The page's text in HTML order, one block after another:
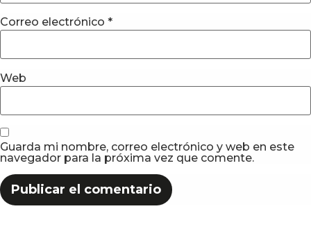
Correo electrónico *
Web
Guarda mi nombre, correo electrónico y web en este
navegador para la próxima vez que comente.